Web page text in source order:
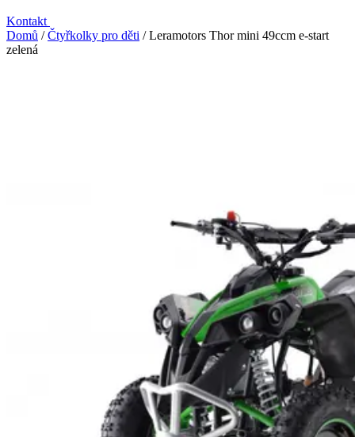
Kontakt
Domů / Čtyřkolky pro děti / Leramotors Thor mini 49ccm e-start
zelená